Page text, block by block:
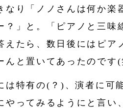
なり「ノノさんは何か楽
？」と。「ピアノと三味
えたら、数日後にはピア
んと置いてあったのです
は特有の(？)、演者に可
やってみるようにと言い